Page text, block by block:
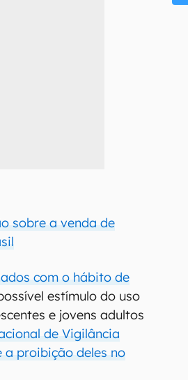
sobre a venda de
com o hábito de
estímulo do uso
e jovens adultos
de Vigilância
a proibição deles no